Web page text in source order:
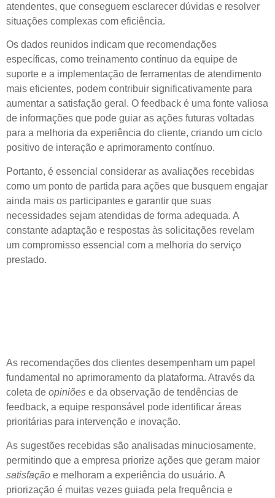
atendentes, que conseguem esclarecer dúvidas e resolver
situações complexas com eficiência.
Os dados reunidos indicam que recomendações
específicas, como treinamento contínuo da equipe de
suporte e a implementação de ferramentas de atendimento
mais eficientes, podem contribuir significativamente para
aumentar a satisfação geral. O feedback é uma fonte valiosa
de informações que pode guiar as ações futuras voltadas
para a melhoria da experiência do cliente, criando um ciclo
positivo de interação e aprimoramento contínuo.
Portanto, é essencial considerar as avaliações recebidas
como um ponto de partida para ações que busquem engajar
ainda mais os participantes e garantir que suas
necessidades sejam atendidas de forma adequada. A
constante adaptação e respostas às solicitações revelam
um compromisso essencial com a melhoria do serviço
prestado.
As recomendações dos clientes desempenham um papel
fundamental no aprimoramento da plataforma. Através da
coleta de opiniões e da observação de tendências de
feedback, a equipe responsável pode identificar áreas
prioritárias para intervenção e inovação.
As sugestões recebidas são analisadas minuciosamente,
permitindo que a empresa priorize ações que geram maior
satisfação e melhoram a experiência do usuário. A
priorização é muitas vezes guiada pela frequência e